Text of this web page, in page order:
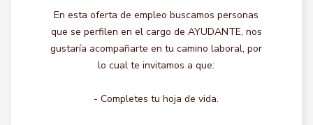
En esta oferta de empleo buscamos personas
que se perfilen en el cargo de AYUDANTE, nos
gustaría acompañarte en tu camino laboral, por
lo cual te invitamos a que:
- Completes tu hoja de vida.